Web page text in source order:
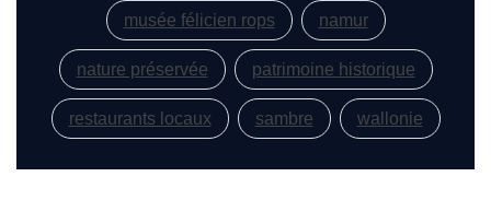
musée félicien rops namur
nature préservée patrimoine historique
restaurants locaux sambre wallonie